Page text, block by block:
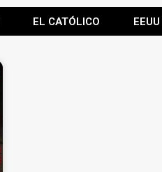
EL CATÓLICO EEUU